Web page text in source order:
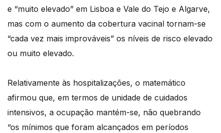
e “muito elevado” em Lisboa e Vale do Tejo e Algarve,
mas com o aumento da cobertura vacinal tornam-se
“cada vez mais improváveis” os níveis de risco elevado
ou muito elevado.
Relativamente às hospitalizações, o matemático
afirmou que, em termos de unidade de cuidados
intensivos, a ocupação mantém-se, não quebrando
“os mínimos que foram alcançados em períodos